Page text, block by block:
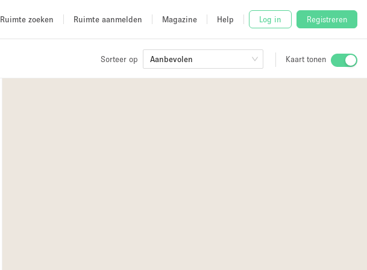
Ruimte zoeken Ruimte aanmelden Magazine Help Log in Registreren
Sorteer op Aanbevolen Kaart tonen